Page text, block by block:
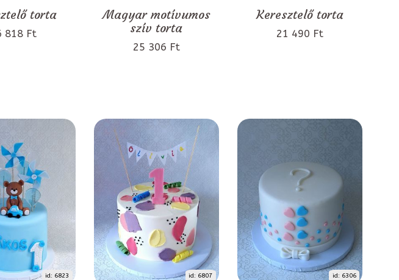
torta
818 Ft
Magyar motívumos
szív torta
25 306 Ft
Keresztelő torta
21 490 Ft
id: 6823 id: 6807 id: 6306